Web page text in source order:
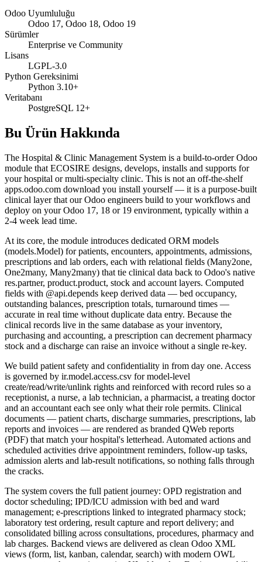
Odoo Uyumluluğu
Odoo 17, Odoo 18, Odoo 19
Sürümler
Enterprise ve Community
Lisans
LGPL-3.0
Python Gereksinimi
Python 3.10+
Veritabanı
PostgreSQL 12+
Bu Ürün Hakkında
The Hospital & Clinic Management System is a build-to-order Odoo
module that ECOSIRE designs, develops, installs and supports for
your hospital or multi-specialty clinic. This is not an off-the-shelf
apps.odoo.com download you install yourself — it is a purpose-built
clinical layer that our Odoo engineers build to your workflows and
deploy on your Odoo 17, 18 or 19 environment, typically within a
2-4 week lead time.
At its core, the module introduces dedicated ORM models
(models.Model) for patients, encounters, appointments, admissions,
prescriptions and lab orders, each with relational fields (Many2one,
One2many, Many2many) that tie clinical data back to Odoo's native
res.partner, product.product, stock and account layers. Computed
fields with @api.depends keep derived data — bed occupancy,
outstanding balances, prescription totals, turnaround times —
accurate in real time without duplicate data entry. Because the
clinical records live in the same database as your inventory,
purchasing and accounting, a prescription can decrement pharmacy
stock and a discharge can raise an invoice without a single re-key.
We build patient safety and confidentiality in from day one. Access
is governed by ir.model.access.csv for model-level
create/read/write/unlink rights and reinforced with record rules so a
receptionist, a nurse, a lab technician, a pharmacist, a treating doctor
and an accountant each see only what their role permits. Clinical
documents — patient charts, discharge summaries, prescriptions, lab
reports and invoices — are rendered as branded QWeb reports
(PDF) that match your hospital's letterhead. Automated actions and
scheduled activities drive appointment reminders, follow-up tasks,
admission alerts and lab-result notifications, so nothing falls through
the cracks.
The system covers the full patient journey: OPD registration and
doctor scheduling; IPD/ICU admission with bed and ward
management; e-prescriptions linked to integrated pharmacy stock;
laboratory test ordering, result capture and report delivery; and
consolidated billing across consultations, procedures, pharmacy and
lab charges. Backend views are delivered as clean Odoo XML
views (form, list, kanban, calendar, search) with modern OWL